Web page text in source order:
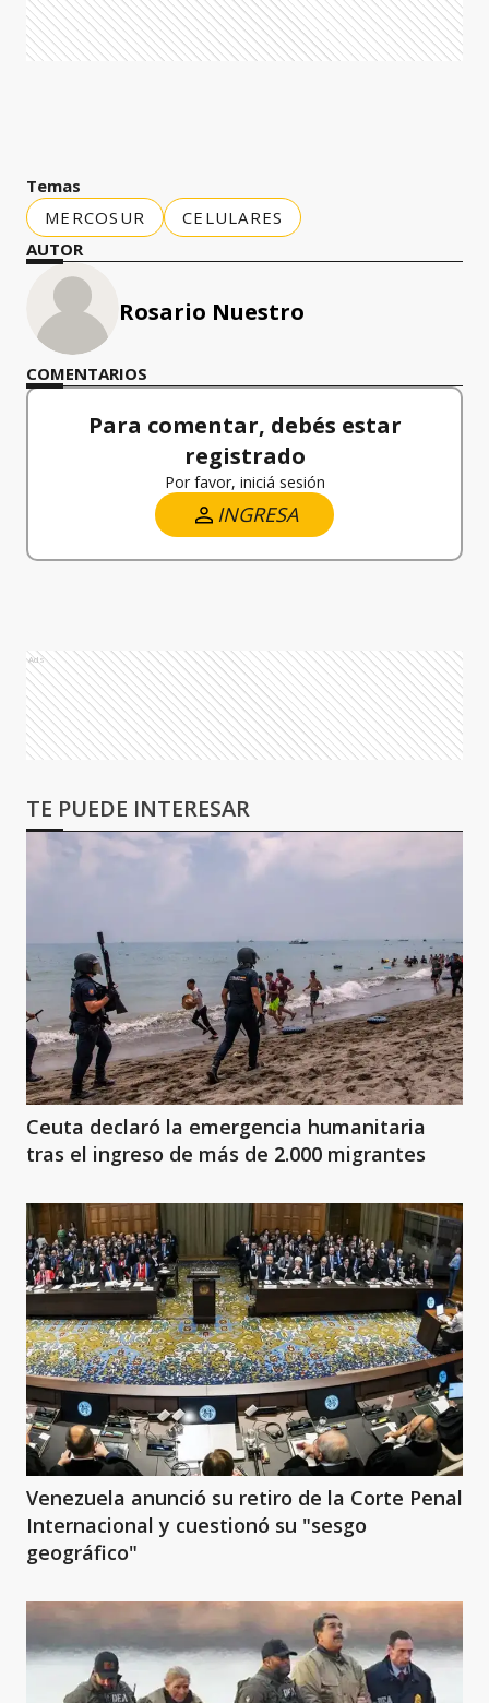
Temas
MERCOSUR
CELULARES
AUTOR
Rosario Nuestro
COMENTARIOS
Para comentar, debés estar
registrado
Por favor, iniciá sesión
INGRESA
Ads
TE PUEDE INTERESAR
Ceuta declaró la emergencia humanitaria
tras el ingreso de más de 2.000 migrantes
Venezuela anunció su retiro de la Corte Penal
Internacional y cuestionó su "sesgo
geográfico"